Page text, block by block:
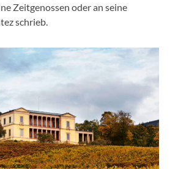
Zeitgenossen oder an seine
schrieb.